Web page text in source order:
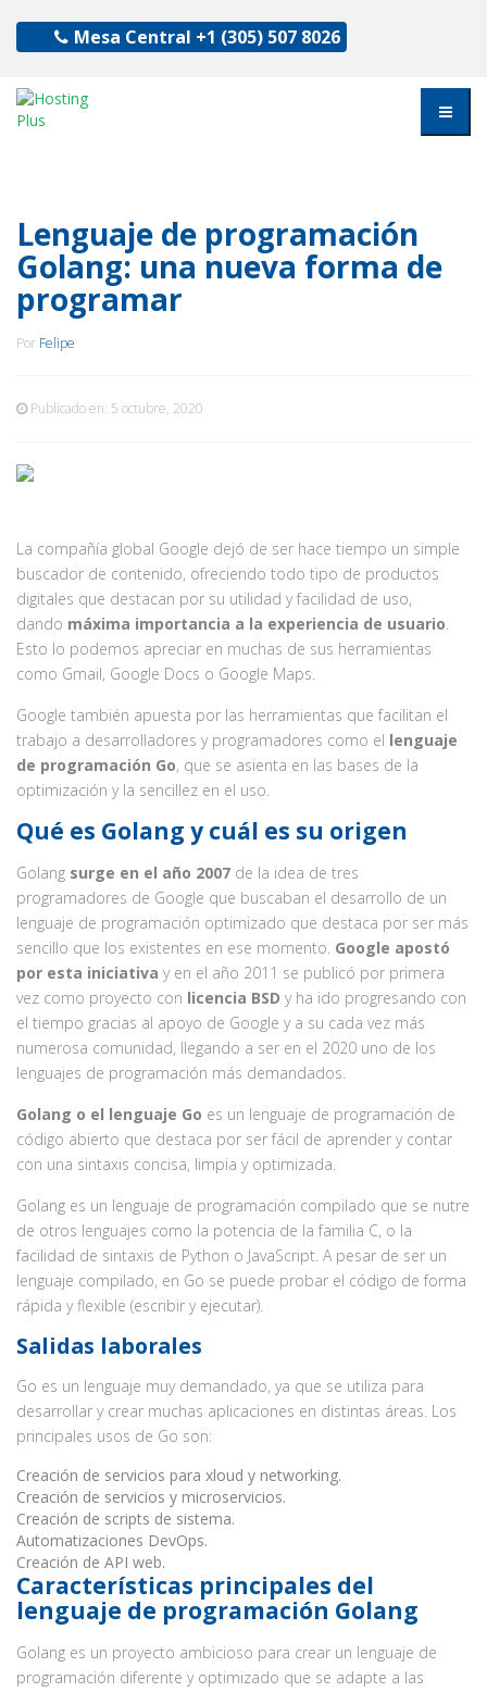
Mesa Central +1 (305) 507 8026
Lenguaje de programación
Golang: una nueva forma de
programar
Por Felipe
Publicado en: 5 octubre, 2020
La compañía global Google dejó de ser hace tiempo un simple
buscador de contenido, ofreciendo todo tipo de productos
digitales que destacan por su utilidad y facilidad de uso,
dando máxima importancia a la experiencia de usuario.
Esto lo podemos apreciar en muchas de sus herramientas
como Gmail, Google Docs o Google Maps.
Google también apuesta por las herramientas que facilitan el
trabajo a desarrolladores y programadores como el lenguaje
de programación Go, que se asienta en las bases de la
optimización y la sencillez en el uso.
Qué es Golang y cuál es su origen
Golang surge en el año 2007 de la idea de tres
programadores de Google que buscaban el desarrollo de un
lenguaje de programación optimizado que destaca por ser más
sencillo que los existentes en ese momento. Google apostó
por esta iniciativa y en el año 2011 se publicó por primera
vez como proyecto con licencia BSD y ha ido progresando con
el tiempo gracias al apoyo de Google y a su cada vez más
numerosa comunidad, llegando a ser en el 2020 uno de los
lenguajes de programación más demandados.
Golang o el lenguaje Go es un lenguaje de programación de
código abierto que destaca por ser fácil de aprender y contar
con una sintaxis concisa, limpia y optimizada.
Golang es un lenguaje de programación compilado que se nutre
de otros lenguajes como la potencia de la familia C, o la
facilidad de sintaxis de Python o JavaScript. A pesar de ser un
lenguaje compilado, en Go se puede probar el código de forma
rápida y flexible (escribir y ejecutar).
Salidas laborales
Go es un lenguaje muy demandado, ya que se utiliza para
desarrollar y crear muchas aplicaciones en distintas áreas. Los
principales usos de Go son:
Creación de servicios para xloud y networking.
Creación de servicios y microservicios.
Creación de scripts de sistema.
Automatizaciones DevOps.
Creación de API web.
Características principales del
lenguaje de programación Golang
Golang es un proyecto ambicioso para crear un lenguaje de
programación diferente y optimizado que se adapte a las